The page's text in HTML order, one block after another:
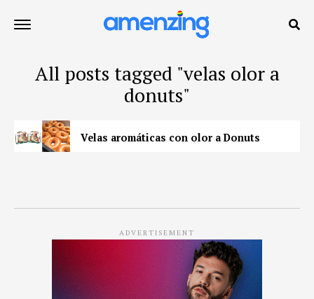
All posts tagged "velas olor a
donuts"
Velas aromáticas con olor a Donuts
ADVERTISEMENT